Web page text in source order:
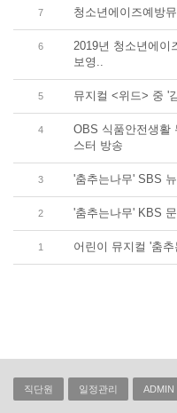
7 청소년에이즈예방
6
2019년 청소년에이
보영..
5 뮤지컬 <위드> 중 '
4
OBS 식품안전생활
스터 방송
3 '춤추는나무' SBS
2 '춤추는나무' KBS
1 어린이 뮤지컬 '춤
직단원 일정관리 ADMIN